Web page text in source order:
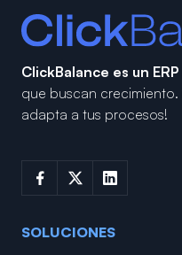
ClickBalance es un ERP
que buscan crecimiento.
adapta a tus procesos!
SOLUCIONES